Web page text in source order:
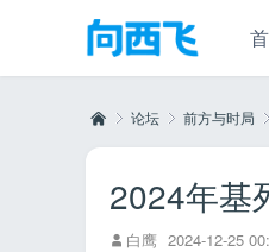
论坛 前方与时局
›
2024年基
白鹰 2024-12-25